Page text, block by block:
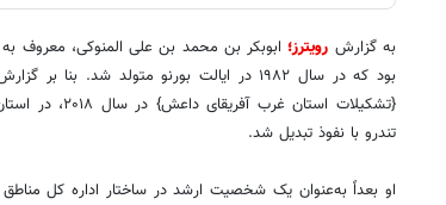
به گزارش رویترز؛ ابوبکر بن محمد بن علی المنوکی، معروف
{تشکیلات
تندرو با نفوذ تبدیل شد.
او بعداً به‌عنوان یک شخصیت ارشد در ساختار اداره کل